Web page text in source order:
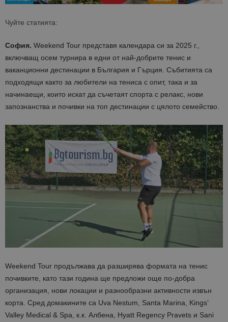
Чуйте статията:
София. Weekend Tour представя календара си за 2025 г.,
включващ осем турнира в едни от най-добрите тенис и
ваканционни дестинации в България и Гърция. Събитията са
подходящи както за любители на тениса с опит, така и за
начинаещи, които искат да съчетаят спорта с релакс, нови
запознанства и почивки на топ дестинации с цялото семейство.
Weekend Tour продължава да разширява формата на тенис
почивките, като тази година ще предложи още по-добра
организация, нови локации и разнообразни активности извън
корта. Сред домакините са Uva Nestum, Santa Marina, Kings’
Valley Medical & Spa, к.к. Албена, Hyatt Regency Pravets и Sani